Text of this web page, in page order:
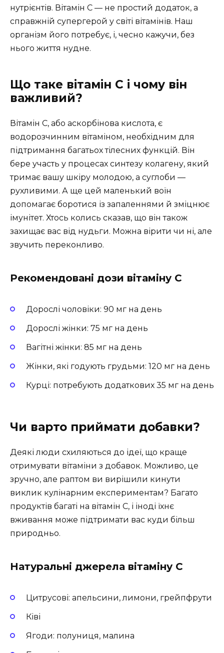
нутрієнтів. Вітамін С — не простий додаток, а
справжній супергерой у світі вітамінів. Наш
організм його потребує, і, чесно кажучи, без
нього життя нудне.
Що таке вітамін С і чому він
важливий?
Вітамін С, або аскорбінова кислота, є
водорозчинним вітаміном, необхідним для
підтримання багатьох тілесних функцій. Він
бере участь у процесах синтезу колагену, який
тримає вашу шкіру молодою, а суглоби —
рухливими. А ще цей маленький воїн
допомагає боротися із запаленнями й зміцнює
імунітет. Хтось колись сказав, що він також
захищає вас від нудьги. Можна вірити чи ні, але
звучить переконливо.
Рекомендовані дози вітаміну С
Дорослі чоловіки: 90 мг на день
Дорослі жінки: 75 мг на день
Вагітні жінки: 85 мг на день
Жінки, які годують грудьми: 120 мг на день
Курці: потребують додаткових 35 мг на день
Чи варто приймати добавки?
Деякі люди схиляються до ідеї, що краще
отримувати вітаміни з добавок. Можливо, це
зручно, але раптом ви вирішили кинути
виклик кулінарним експериментам? Багато
продуктів багаті на вітамін С, і іноді їхнє
вживання може підтримати вас куди більш
природньо.
Натуральні джерела вітаміну С
Цитрусові: апельсини, лимони, грейпфрути
Ківі
Ягоди: полуниця, малина